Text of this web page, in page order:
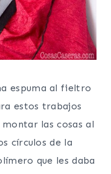
espuma al fieltro
estos trabajos
las cosas al
círculos de la
que les daba